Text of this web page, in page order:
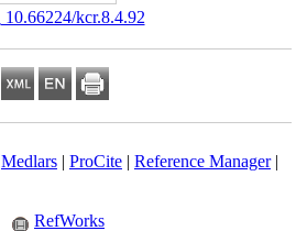
‎ 10.66224/kcr.8.4.92
|Medlars |ProCite |Reference Manager
RefWorks